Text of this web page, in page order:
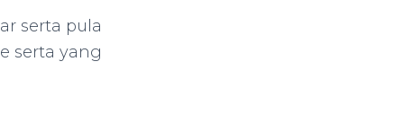
serta pula
serta yang